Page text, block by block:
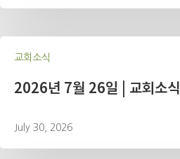
교회소식
2026년 7월 26일 | 교회소식
July 30, 2026